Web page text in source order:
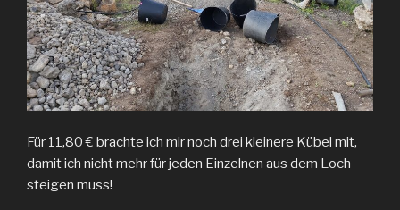
Für 11,80 € brachte ich mir noch drei kleinere Kübel mit,
damit ich nicht mehr für jeden Einzelnen aus dem Loch
steigen muss!